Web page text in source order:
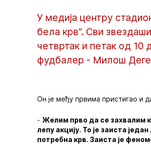
У медија центру
бела крв”. Сви
четвртак и петак од
фудбалер - Милош
Он је међу првима пристигао и
- Желим прво да се захвалим
лепу акцију. То је заиста
потребна крв. Заиста је